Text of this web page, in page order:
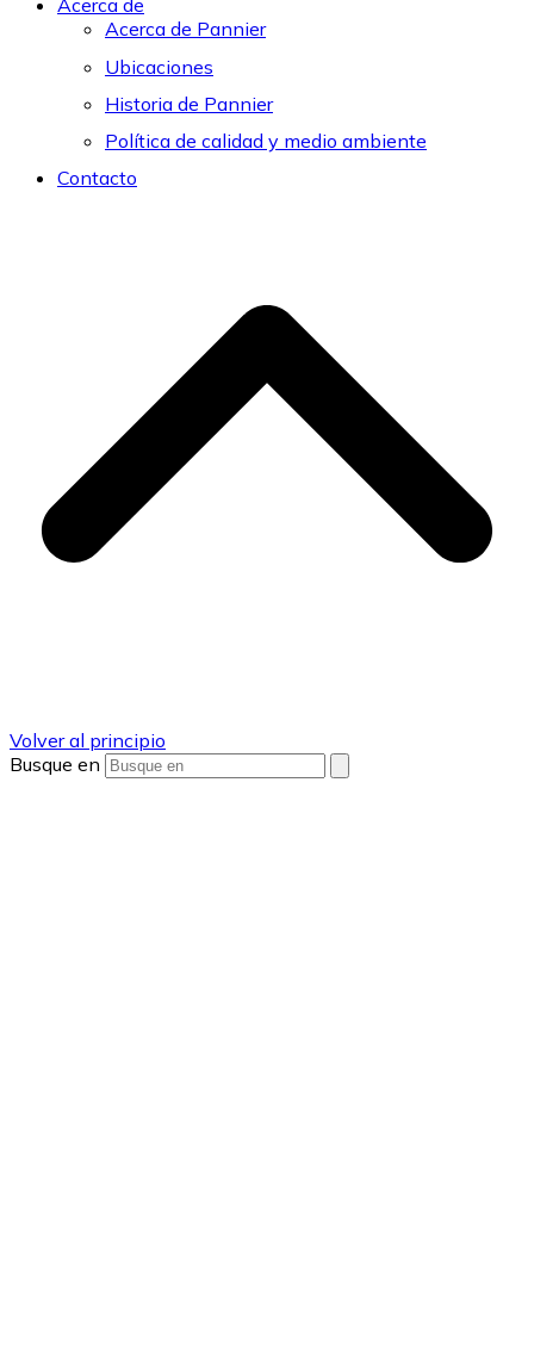
Acerca de
Acerca de Pannier
Ubicaciones
Historia de Pannier
Política de calidad y medio ambiente
Contacto
Volver al principio
Busque en